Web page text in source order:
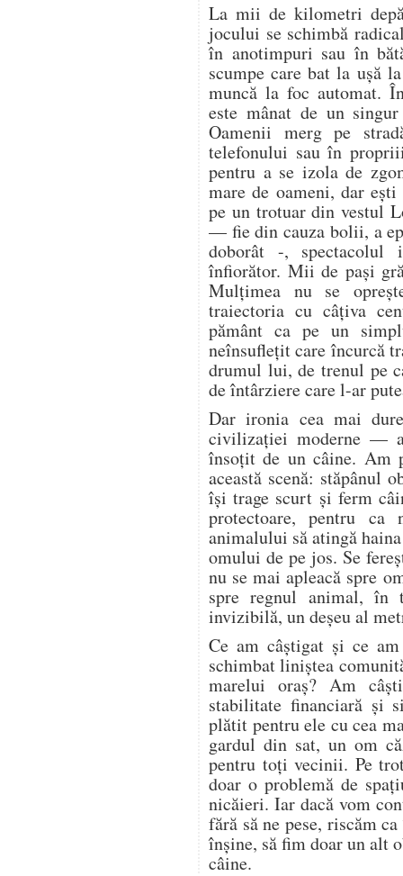
La mii de kilometri
jocului se schimbă
în anotimpuri sau în
scumpe care bat la ușă
muncă la foc automat.
este mânat de un
Oamenii merg pe
telefonului sau în
pentru a se izola de
mare de oameni, dar
pe un trotuar din vestul
— fie din cauza bolii, a
doborât -, spectacolul
înfiorător. Mii de pași
Mulțimea nu se
traiectoria cu câțiva
pământ ca pe un
neînsuflețit care încurcă
drumul lui, de trenul pe
de întârziere care l-ar
Dar ironia cea mai
civilizației moderne —
însoțit de un câine. Am
această scenă: stăpânul
își trage scurt și ferm
protectoare, pentru ca
animalului să atingă
omului de pe jos. Se
nu se mai apleacă spre
spre regnul animal, în
invizibilă, un deșeu al
Ce am câștigat și ce
schimbat liniștea
marelui oraș? Am
stabilitate financiară și
plătit pentru ele cu cea
gardul din sat, un om
pentru toți vecinii. Pe
doar o problemă de
nicăieri. Iar dacă vom
fără să ne pese, riscăm
înșine, să fim doar un alt
câine.